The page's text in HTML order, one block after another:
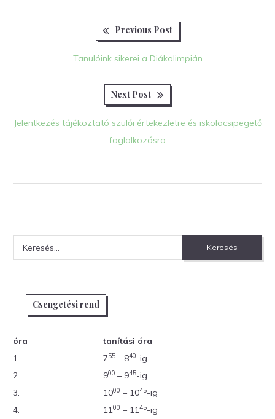
Previous Post
Tanulóink sikerei a Diákolimpián
Next Post
Jelentkezés tájékoztató szülői értekezletre és iskolacsipegető
foglalkozásra
Keresés:
Csengetési rend
óra
tanítási óra
1.
755 – 840-ig
2.
900 – 945-ig
3.
1000 – 1045-ig
4.
1100 – 1145-ig